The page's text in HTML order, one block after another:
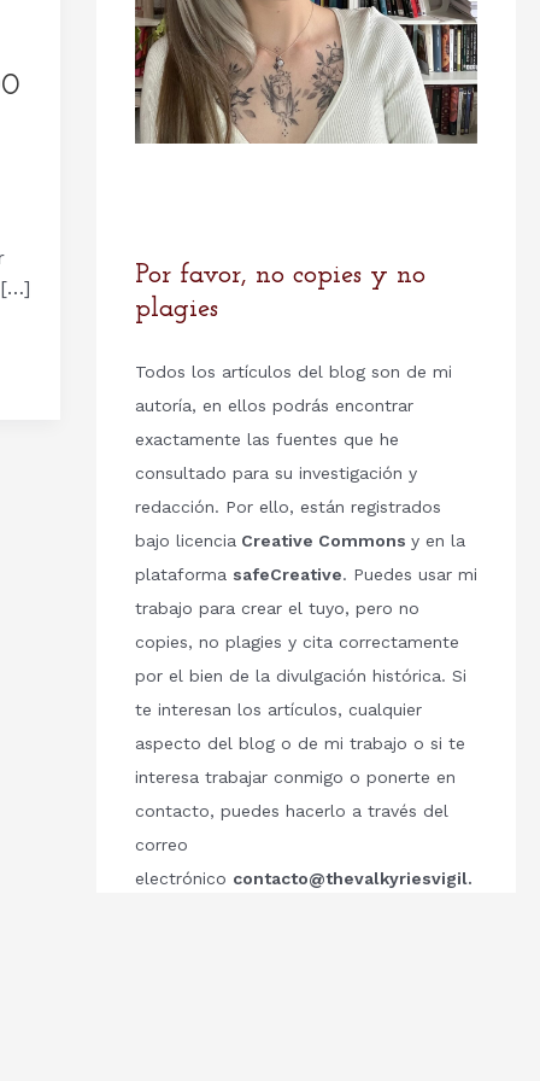
[…]
Por favor, no copies y no
plagies
Todos los artículos del blog son de mi
autoría, en ellos podrás encontrar
exactamente las fuentes que he
consultado para su investigación y
redacción. Por ello, están registrados
bajo licencia Creative Commons y en la
plataforma safeCreative. Puedes usar mi
trabajo para crear el tuyo, pero no
copies, no plagies y cita correctamente
por el bien de la divulgación histórica. Si
te interesan los artículos, cualquier
aspecto del blog o de mi trabajo o si te
interesa trabajar conmigo o ponerte en
contacto, puedes hacerlo a través del
correo
electrónico contacto@thevalkyriesvigil.